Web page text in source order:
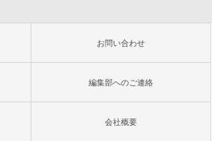
お問い合わせ
編集部へのご連絡
会社概要